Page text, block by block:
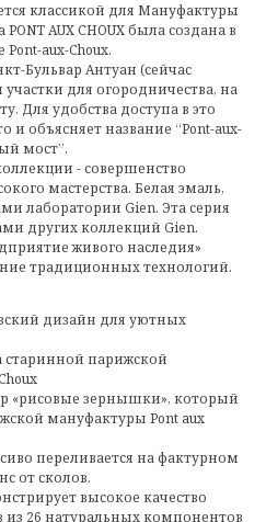
классикой для Мануфактуры
AUX CHOUX была создана в
aux-Choux.
Бульвар Антуан (сейчас
для огородничества, на
Для удобства доступа в это
и объясняет название “Pont-aux-
мост”.
- совершенство
мастерства. Белая эмаль,
лаборатории Gien. Эта серия
других коллекций Gien.
живого наследия»
традиционных технологий.
дизайн для уютных
парижской
«рисовые зернышки», который
мануфактуры Pont aux
переливается на фактурном
от сколов.
высокое качество
из 26 натуральных компонентов